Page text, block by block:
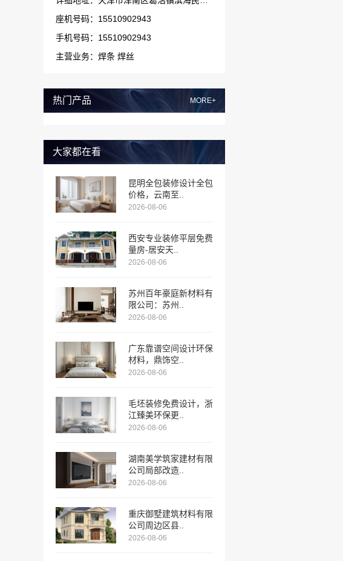
座机号码：15510902943
手机号码：15510902943
主营业务：焊条 焊丝
热门产品 MORE+
大家都在看
昆明全包装修设计全包
价格，云南至..
2026-08-06
西安专业装修平层免费
量房-居安天..
2026-08-06
苏州百年豪庭新材料有
限公司：苏州..
2026-08-06
广东靠谱空间设计环保
材料，鼎饰空..
2026-08-06
毛坯装修免费设计，浙
江臻美环保更..
2026-08-06
湖南美学筑家建材有限
公司局部改造..
2026-08-06
重庆御墅建筑材料有限
公司周边区县..
2026-08-06